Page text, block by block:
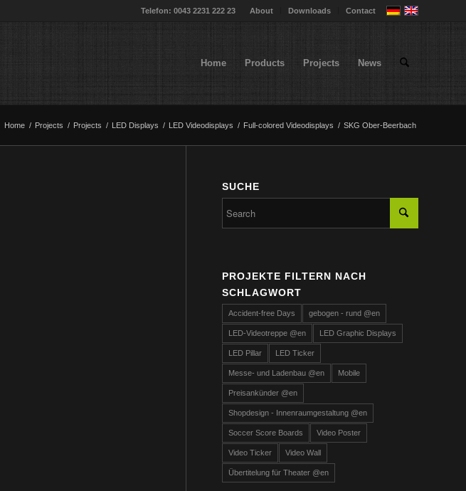
About Downloads Contact
Telefon: 0043 2231 222 23
Home Products Projects News
Home / Projects / Projects / LED Displays / LED Videodisplays / Full-colored Videodisplays / SKG Ober-Beerbach
SUCHE
PROJEKTE FILTERN NACH
SCHLAGWORT
Accident-free Days gebogen - rund @en
LED-Videotreppe @en LED Graphic Displays
LED Pillar LED Ticker
Messe- und Ladenbau @en Mobile
Preisankünder @en
Shopdesign - Innenraumgestaltung @en
Soccer Score Boards Video Poster
Video Ticker Video Wall
Übertitelung für Theater @en